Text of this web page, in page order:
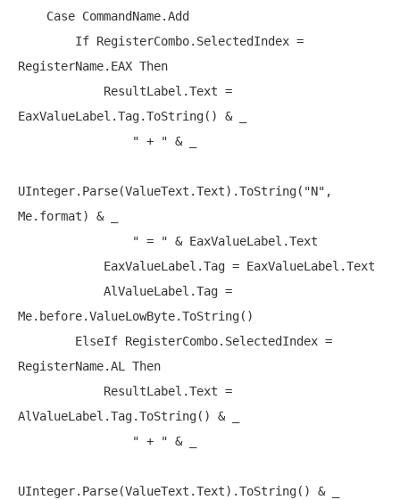
Case CommandName.Add
If RegisterCombo.SelectedIndex =
RegisterName.EAX Then
EaxValueLabel.Tag.ToString() & _
" + " & _
UInteger.Parse(ValueText.Text).ToString( "N" ,
Me.format) & _
" = " & EaxValueLabel.Text
Me.before.ValueLowByte.ToString()
ElseIf RegisterCombo.SelectedIndex =
RegisterName.AL Then
AlValueLabel.Tag.ToString() & _
" + " & _
UInteger.Parse(ValueText.Text).ToString() & _